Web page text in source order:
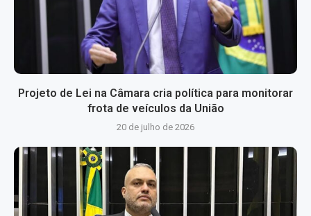
Projeto de Lei na Câmara cria política para monitorar
frota de veículos da União
20 de julho de 2026